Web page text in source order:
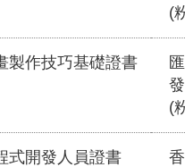
(
製作技巧基礎證書
(
式開發人員證書